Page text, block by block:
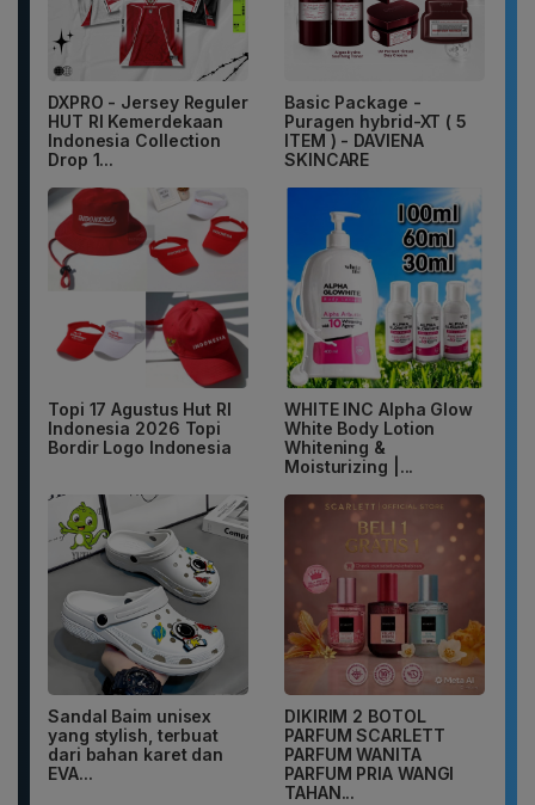
DXPRO - Jersey Reguler
HUT RI Kemerdekaan
Indonesia Collection
Drop 1...
Basic Package -
Puragen hybrid-XT ( 5
ITEM ) - DAVIENA
SKINCARE
Topi 17 Agustus Hut RI
Indonesia 2026 Topi
Bordir Logo Indonesia
WHITE INC Alpha Glow
White Body Lotion
Whitening &
Moisturizing |...
Sandal Baim unisex
yang stylish, terbuat
dari bahan karet dan
EVA...
DIKIRIM 2 BOTOL
PARFUM SCARLETT
PARFUM WANITA
PARFUM PRIA WANGI
TAHAN...